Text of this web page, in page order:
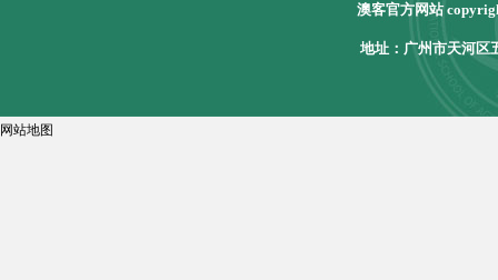
澳客官方网站
地址：广州市天河区
网站地图